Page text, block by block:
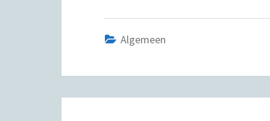
t
e
e
o
o
t
e
r
t
A
p
Algemeen